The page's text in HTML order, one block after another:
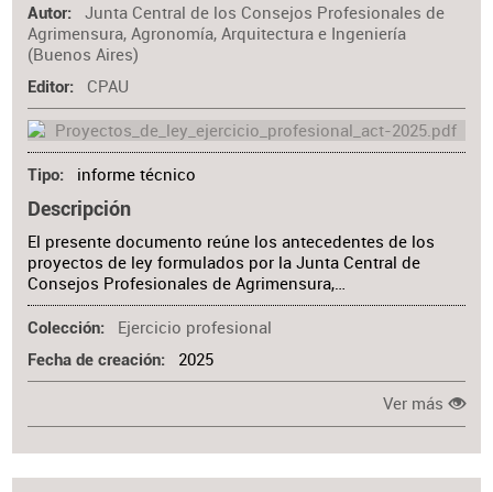
Autor
Junta Central de los Consejos Profesionales de
Agrimensura, Agronomía, Arquitectura e Ingeniería
(Buenos Aires)
Editor CPAU
Tipo informe técnico
Descripción
El presente documento reúne los antecedentes de los
proyectos de ley formulados por la Junta Central de
Consejos Profesionales de Agrimensura,…
Colección Ejercicio profesional
Fecha de creación 2025
Ver más